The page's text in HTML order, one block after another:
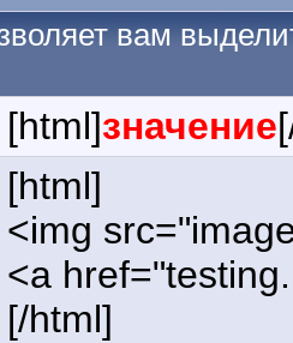
вам
[html]значение
[html]
<img
<a
[/html]